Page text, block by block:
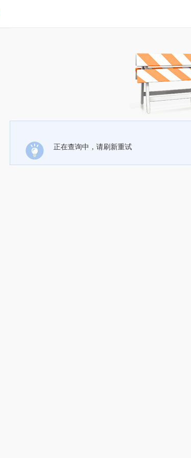
正在查询中，请刷新重试